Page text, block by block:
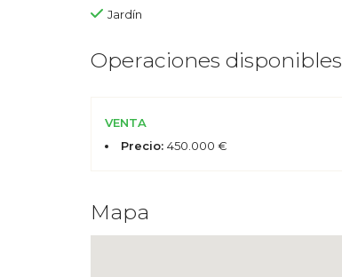
Jardín
Operaciones disponibles
VENTA
Precio: 450.000 €
Mapa